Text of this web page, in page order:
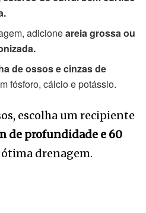
adicioneareia grossa ou
de ossos e cinzas de
fósforo, cálcio e potássio.
escolha um recipiente
de profundidade e 60
ótima drenagem.